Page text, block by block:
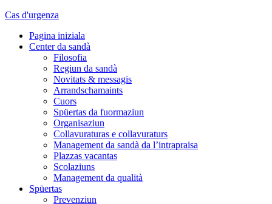
Cas d'urgenza
Pagina iniziala
Center da sandà
Filosofia
Regiun da sandà
Novitats & messagis
Arrandschamaints
Cuors
Spüertas da fuormaziun
Organisaziun
Collavuraturas e collavuraturs
Management da sandà da l’intrapraisa
Plazzas vacantas
Scolaziuns
Management da qualità
Spüertas
Prevenziun